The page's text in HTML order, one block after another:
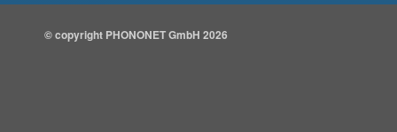
© copyright PHONONET GmbH 2026